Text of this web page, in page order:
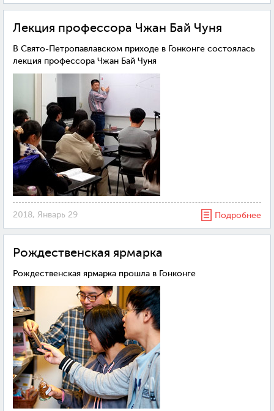
Лекция профессора Чжан Бай Чуня
В Свято-Петропавлавском приходе в Гонконге состоялась
лекция профессора Чжан Бай Чуня
2018, Январь 29 Подробнее
Рождественская ярмарка
Рождественская ярмарка прошла в Гонконге